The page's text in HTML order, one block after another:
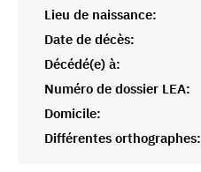
Lieu de naissance:
Date de décès:
Décédé(e) à:
Numéro de dossier LEA:
Domicile:
Différentes orthographes: